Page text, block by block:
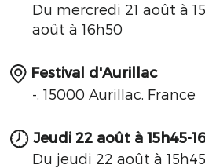
Du mercredi 21 août à
août à 16h50
Festival d'Aurillac
-, 15000 Aurillac, France
Jeudi 22 août à 15h45-
Du jeudi 22 août à